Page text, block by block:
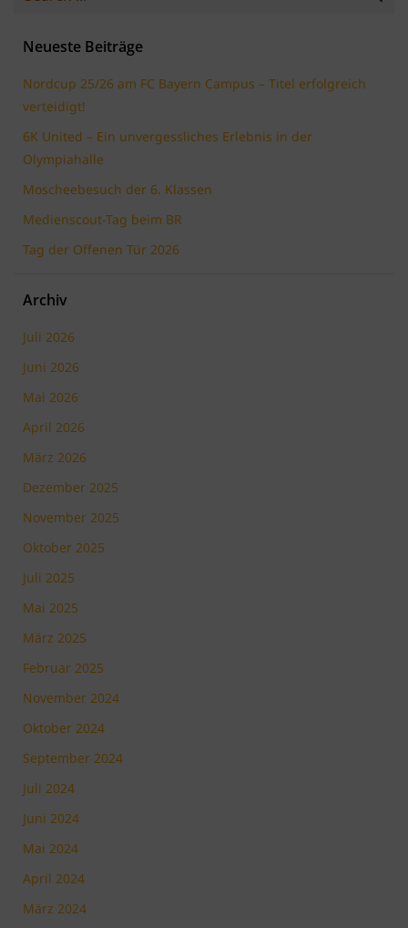
Neueste Beiträge
Nordcup 25/26 am FC Bayern Campus – Titel erfolgreich
verteidigt!
6K United – Ein unvergessliches Erlebnis in der
Olympiahalle
Moscheebesuch der 6. Klassen
Medienscout-Tag beim BR
Tag der Offenen Tür 2026
Archiv
Juli 2026
Juni 2026
Mai 2026
April 2026
März 2026
Dezember 2025
November 2025
Oktober 2025
Juli 2025
Mai 2025
März 2025
Februar 2025
November 2024
Oktober 2024
September 2024
Juli 2024
Juni 2024
Mai 2024
April 2024
März 2024